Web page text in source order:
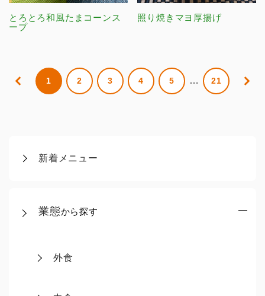
新着メニュー
業態から探す
外食
とろとろ和風たまコーンス
ープ
照り焼きマヨ厚揚げ
1 2 3 4 5 … 21